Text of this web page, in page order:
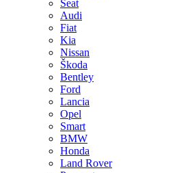
Seat
Audi
Fiat
Kia
Nissan
Škoda
Bentley
Ford
Lancia
Opel
Smart
BMW
Honda
Land Rover